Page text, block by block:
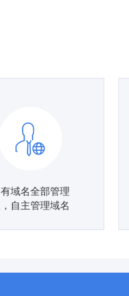
域名全部管理
自主管理域名